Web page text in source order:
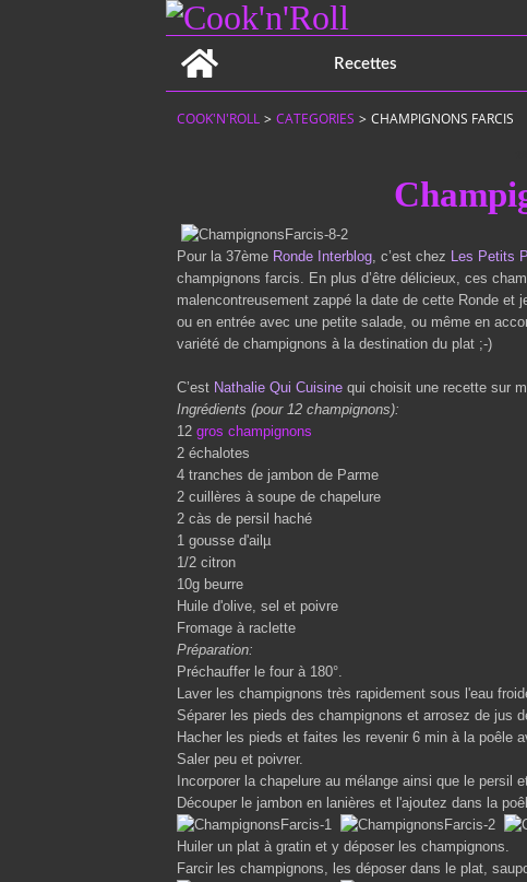
Recettes
COOK'N'ROLL > CATEGORIES > CHAMPIGNONS FARCIS
Pour la 37ème Ronde Interblog, c’est chez Les Petits
champignons farcis. En plus d’être délicieux, ces
malencontreusement zappé la date de cette Ronde
ou en entrée avec une petite salade, ou même en
variété de champignons à la destination du plat ;-)
C’est Nathalie Qui Cuisine qui choisit une recette sur
Ingrédients (pour 12 champignons):
12 gros champignons
2 échalotes
4 tranches de jambon de Parme
2 cuillères à soupe de chapelure
2 càs de persil haché
1 gousse d'ailµ
1/2 citron
10g beurre
Huile d'olive, sel et poivre
Fromage à raclette
Préparation:
Préchauffer le four à 180°.
Laver les champignons très rapidement sous l'eau
Séparer les pieds des champignons et arrosez de jus
Hacher les pieds et faites les revenir 6 min à la poêle
Saler peu et poivrer.
Incorporer la chapelure au mélange ainsi que le persil
Découper le jambon en lanières et l'ajoutez dans la
Huiler un plat à gratin et y déposer les champignons.
Farcir les champignons, les déposer dans le plat,